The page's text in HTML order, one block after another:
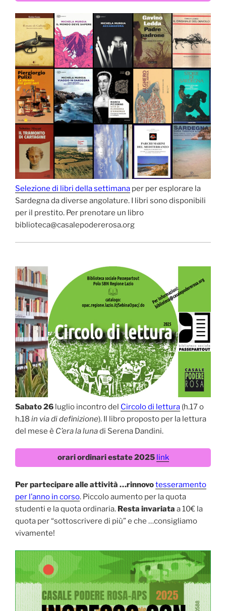
Selezione di libri della settimana per per esplorare la
Sardegna da diverse angolature. I libri sono disponibili
per il prestito. Per prenotare un libro
biblioteca@casalepodererosa.org
Sabato 26 luglio incontro del Circolo di lettura (h.17 o
h.18 in via di definizione). Il libro proposto per la lettura
del mese è C’era la lunadi Serena Dandini.
orari ordinari estate 2025 link
Per partecipare alle attività …rinnovotesseramento
per l’anno in corso. Piccolo aumento per la quota
studenti e la quota ordinaria. Resta invariata a 10€ la
quota per “sottoscrivere di più” e che …consigliamo
vivamente!